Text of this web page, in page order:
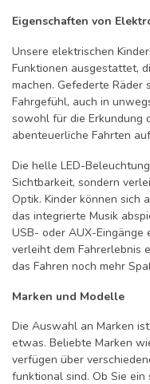
Eigenschaften von
Unsere elektrischen
Funktionen ausgestattet,
machen. Gefederte Räder
Fahrgefühl, auch in
sowohl für die Erkundung
abenteuerliche Fahrten
Die helle LED-
Sichtbarkeit, sondern
Optik. Kinder können sich
das integrierte Musik
USB- oder AUX-Eingänge
verleiht dem Fahrerlebnis
das Fahren noch mehr
Marken und Modelle
Die Auswahl an Marken
etwas. Beliebte Marken
verfügen über
funktional sind. Ob Sie